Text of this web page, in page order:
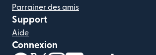
Parrainer des amis
Support
Aide
Connexion